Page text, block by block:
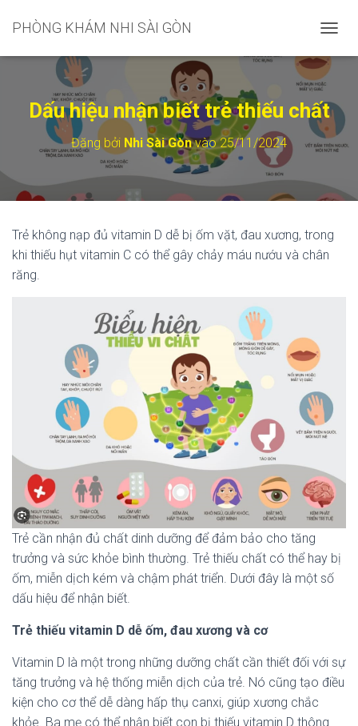
PHÒNG KHÁM NHI SÀI GÒN
H
U
Ể
N
Ổ
A
M
Dấu hiệu nhận biết trẻ thiếu chất
Đăng bởi Nhi Sài Gònvào25/11/2024
Trẻ không nạp đủ vitamin D dễ bị ốm vặt, đau xương, trong
khi thiếu hụt vitamin C có thể gây chảy máu nướu và chân
răng.
Trẻ cần nhận đủ chất dinh dưỡng để đảm bảo cho tăng
trưởng và sức khỏe bình thường. Trẻ thiếu chất có thể hay bị
ốm, miễn dịch kém và chậm phát triển. Dưới đây là một số
dấu hiệu để nhận biết.
Trẻ thiếu vitamin D dễ ốm, đau xương và cơ
Vitamin D là một trong những dưỡng chất cần thiết đối với sự
tăng trưởng và hệ thống miễn dịch của trẻ. Nó cũng tạo điều
kiện cho cơ thể dễ dàng hấp thụ canxi, giúp xương chắc
khỏe. Ba mẹ có thể nhận biết con bị thiếu vitamin D thông